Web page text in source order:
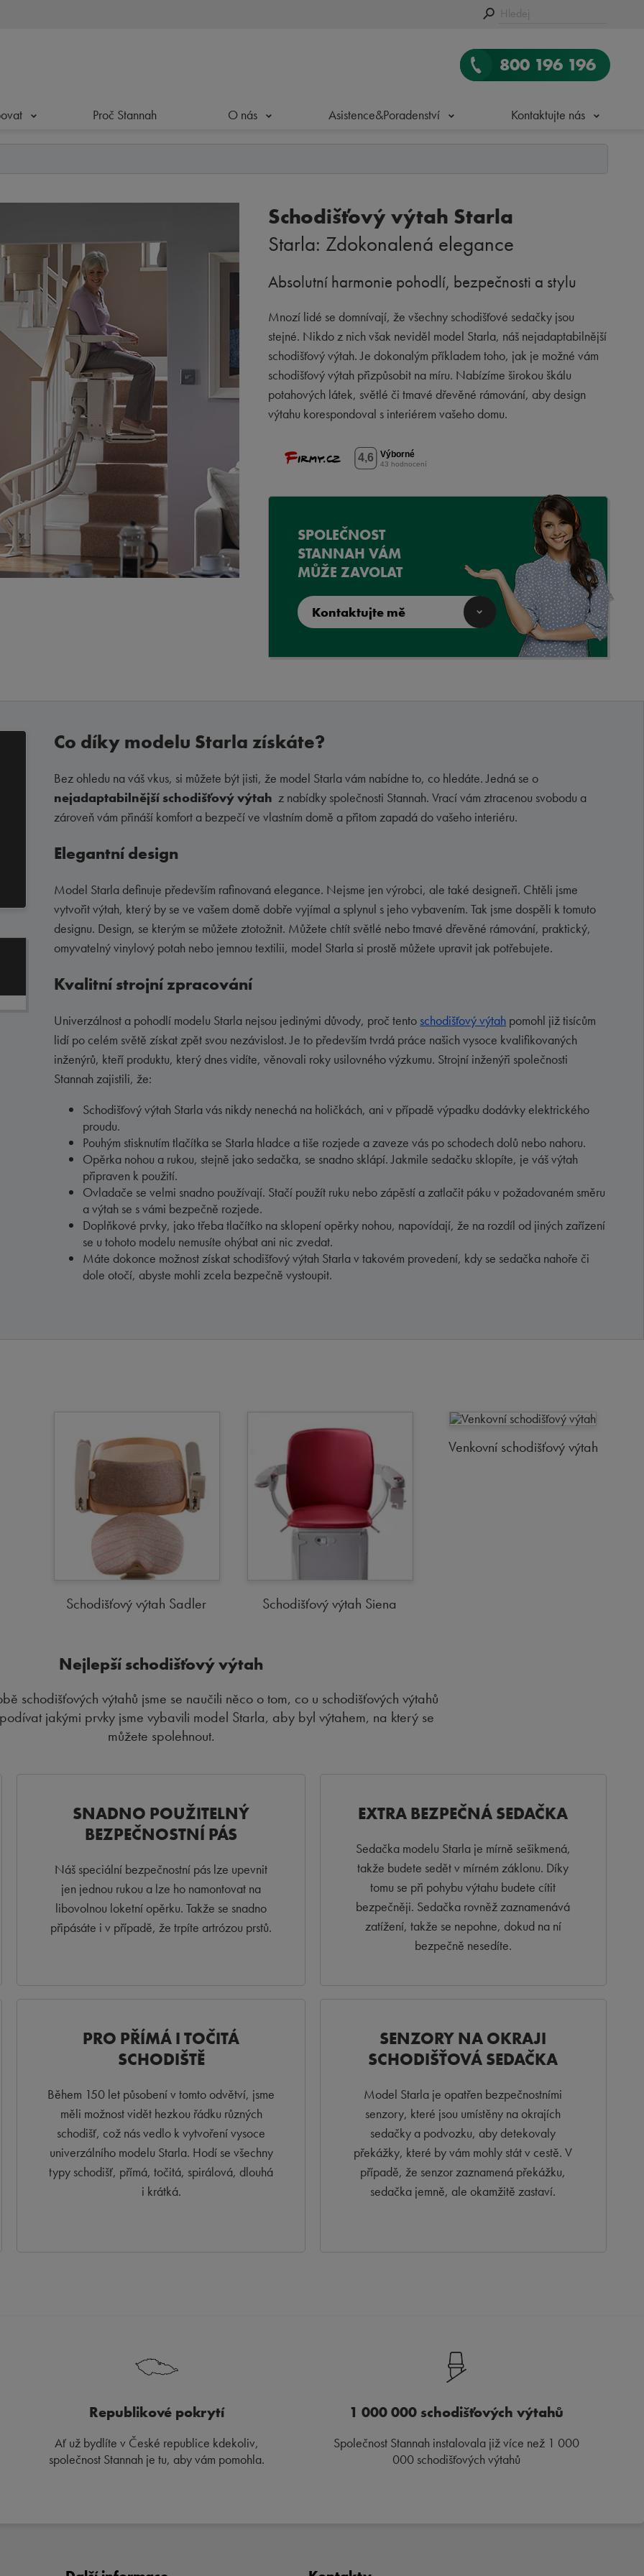
800 196 196
Proč Stannah O nás Asistence&Poradenství Kontaktujte nás
Schodišťový výtah Starla
Starla: Zdokonalená elegance
Absolutní harmonie pohodlí, bezpečnosti a stylu
Mnozí lidé se domnívají, že všechny schodišťové sedačky jsou
stejné. Nikdo z nich však neviděl model Starla, náš nejadaptabilnější
schodišťový výtah. Je dokonalým příkladem toho, jak je možné vám
schodišťový výtah přizpůsobit na míru. Nabízíme širokou škálu
potahových látek, světlé či tmavé dřevěné rámování, aby design
výtahu korespondoval s interiérem vašeho domu.
SPOLEČNOST
STANNAH VÁM
MŮŽE ZAVOLAT
Kontaktujte mě
Co díky modelu Starla získáte?
Bez ohledu na váš vkus, si můžete být jisti, že model Starla vám nabídne to, co hledáte. Jedná se o
nejadaptabilnější schodišťový výtah z nabídky společnosti Stannah. Vrací vám ztracenou svobodu a
zároveň vám přináší komfort a bezpečí ve vlastním domě a přitom zapadá do vašeho interiéru.
Elegantní design
Model Starla definuje především rafinovaná elegance. Nejsme jen výrobci, ale také designeři. Chtěli jsme
vytvořit výtah, který by se ve vašem domě dobře vyjímal a splynul s jeho vybavením. Tak jsme dospěli k tomuto
designu. Design, se kterým se můžete ztotožnit. Můžete chtít světlé nebo tmavé dřevěné rámování, praktický,
omyvatelný vinylový potah nebo jemnou textilii, model Starla si prostě můžete upravit jak potřebujete.
Kvalitní strojní zpracování
Univerzálnost a pohodlí modelu Starla nejsou jedinými důvody, proč tento schodišťový výtah pomohl již tisícům
lidí po celém světě získat zpět svou nezávislost. Je to především tvrdá práce našich vysoce kvalifikovaných
inženýrů, kteří produktu, který dnes vidíte, věnovali roky usilovného výzkumu. Strojní inženýři společnosti
Stannah zajistili, že:
Schodišťový výtah Starla vás nikdy nenechá na holičkách, ani v případě výpadku dodávky elektrického
proudu.
Pouhým stisknutím tlačítka se Starla hladce a tiše rozjede a zaveze vás po schodech dolů nebo nahoru.
Opěrka nohou a rukou, stejně jako sedačka, se snadno sklápí. Jakmile sedačku sklopíte, je váš výtah
připraven k použití.
Ovladače se velmi snadno používají. Stačí použít ruku nebo zápěstí a zatlačit páku v požadovaném směru
a výtah se s vámi bezpečně rozjede.
Doplňkové prvky, jako třeba tlačítko na sklopení opěrky nohou, napovídají, že na rozdíl od jiných zařízení
se u tohoto modelu nemusíte ohýbat ani nic zvedat.
Máte dokonce možnost získat schodišťový výtah Starla v takovém provedení, kdy se sedačka nahoře či
dole otočí, abyste mohli zcela bezpečně vystoupit.
Schodišťový výtah Sadler Schodišťový výtah Siena
Venkovní schodišťový výtah
Nejlepší schodišťový výtah
schodišťových výtahů jsme se naučili něco o tom, co u schodišťových výtahů
jakými prvky jsme vybavili model Starla, aby byl výtahem, na který se
můžete spolehnout.
SNADNO POUŽITELNÝ
BEZPEČNOSTNÍ PÁS
Náš speciální bezpečnostní pás lze upevnit
jen jednou rukou a lze ho namontovat na
libovolnou loketní opěrku. Takže se snadno
připásáte i v případě, že trpíte artrózou prstů.
EXTRA BEZPEČNÁ SEDAČKA
Sedačka modelu Starla je mírně sešikmená,
takže budete sedět v mírném záklonu. Díky
tomu se při pohybu výtahu budete cítit
bezpečněji. Sedačka rovněž zaznamenává
zatížení, takže se nepohne, dokud na ní
bezpečně nesedíte.
PRO PŘÍMÁ I TOČITÁ
SCHODIŠTĚ
Během 150 let působení v tomto odvětví, jsme
měli možnost vidět hezkou řádku různých
schodišť, což nás vedlo k vytvoření vysoce
univerzálního modelu Starla. Hodí se všechny
typy schodišť, přímá, točitá, spirálová, dlouhá
i krátká.
SENZORY NA OKRAJI
SCHODIŠŤOVÁ SEDAČKA
Model Starla je opatřen bezpečnostními
senzory, které jsou umístěny na okrajích
sedačky a podvozku, aby detekovaly
překážky, které by vám mohly stát v cestě. V
případě, že senzor zaznamená překážku,
sedačka jemně, ale okamžitě zastaví.
Republikové pokrytí
Ať už bydlíte v České republice kdekoliv,
společnost Stannah je tu, aby vám pomohla.
1 000 000 schodišťových výtahů
Společnost Stannah instalovala již více než 1 000
000 schodišťových výtahů